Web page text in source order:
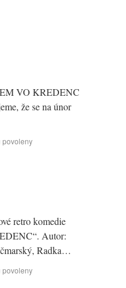
VO KREDENC
že se na únor
povoleny
retro komedie
Autor:
Radka…
povoleny